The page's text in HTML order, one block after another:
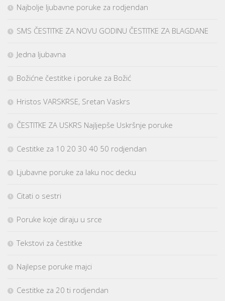
Najbolje ljubavne poruke za rodjendan
SMS ČESTITKE ZA NOVU GODINU ČESTITKE ZA BLAGDANE
Jedna ljubavna
Božićne čestitke i poruke za Božić
Hristos VARSKRSE, Sretan Vaskrs
ČESTITKE ZA USKRS Najljepše Uskršnje poruke
Cestitke za 10 20 30 40 50 rodjendan
Ljubavne poruke za laku noc decku
Citati o sestri
Poruke koje diraju u srce
Tekstovi za čestitke
Najlepse poruke majci
Cestitke za 20 ti rodjendan